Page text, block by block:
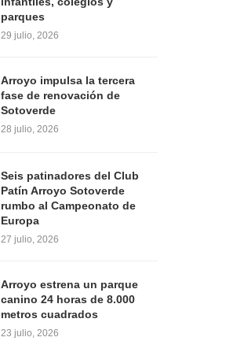
parques
29 julio, 2026
Arroyo impulsa la tercera
fase de renovación de
Sotoverde
28 julio, 2026
Seis patinadores del Club
Patín Arroyo Sotoverde
rumbo al Campeonato de
Europa
27 julio, 2026
Arroyo estrena un parque
canino 24 horas de 8.000
metros cuadrados
23 julio, 2026